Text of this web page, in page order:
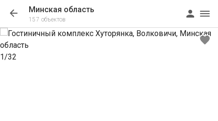
Минская область
157 объектов
1/32